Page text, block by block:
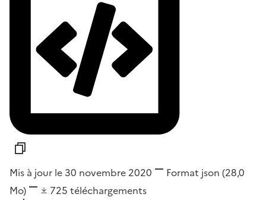
Mis à jour le 30 novembre 2020 Format json (28,0
Mo)
725 téléchargements